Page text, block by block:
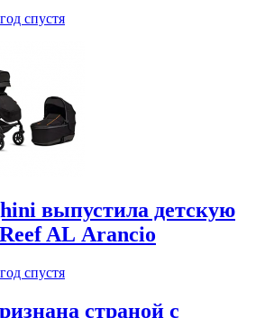
спустя
выпустила детскую
AL Arancio
спустя
страной с